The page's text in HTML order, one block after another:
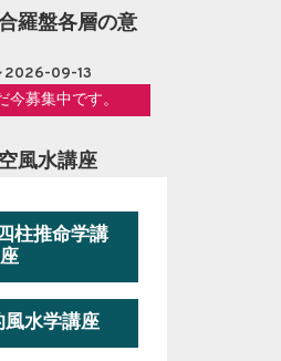
羅盤各層の意
09-13
今募集中です。
風水講座
終了しました。
2026-10-25
今募集中です。
柱推命学講
座
水学講座